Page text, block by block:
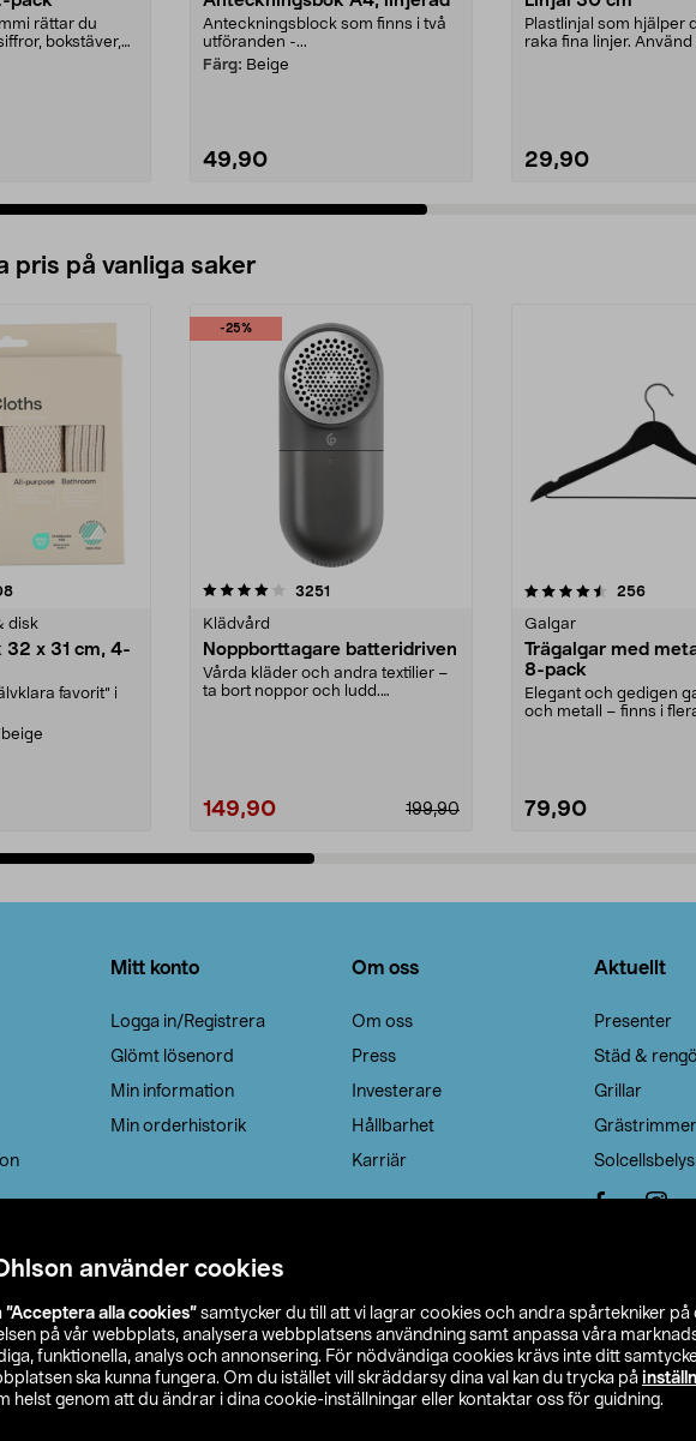
använder cookies
”Acceptera alla cookies” samtycker du till att vi lagrar cookies och andra spårtekniker på
på vår webbplats, analysera webbplatsens användning samt anpassa våra
funktionella, analys och annonsering. För nödvändiga cookies krävs inte ditt
ska kunna fungera. Om du istället vill skräddarsy dina val kan du trycka på
helst genom att du ändrar i dina cookie-inställningar eller kontaktar oss för guidning.
rättar du
bokstäver,
Anteckningsblock som finns i två
utföranden -...
Färg: Beige
49,90
Plastlinjal som hjälper
raka fina linjer. Använd
29,90
pris på vanliga saker
recensioner
disk
32 x 31 cm, 4-
favorit” i
-25%
stjärnor 3251
Klädvård
Noppborttagare batteridriven
Vårda kläder och andra textilier –
ta bort noppor och ludd.
199,90
149,90
4.5av 5 stjärnor 256
Galgar
Trägalgar med
8-pack
Elegant och gedigen
och metall – finns i
79,90
4.0av 5
Mitt konto
Logga in/Registrera
Glömt lösenord
Min information
Min orderhistorik
Om oss
Om oss
Press
Investerare
Hållbarhet
Karriär
Aktuellt
Presenter
Städ &
Grillar
Grästrimmer